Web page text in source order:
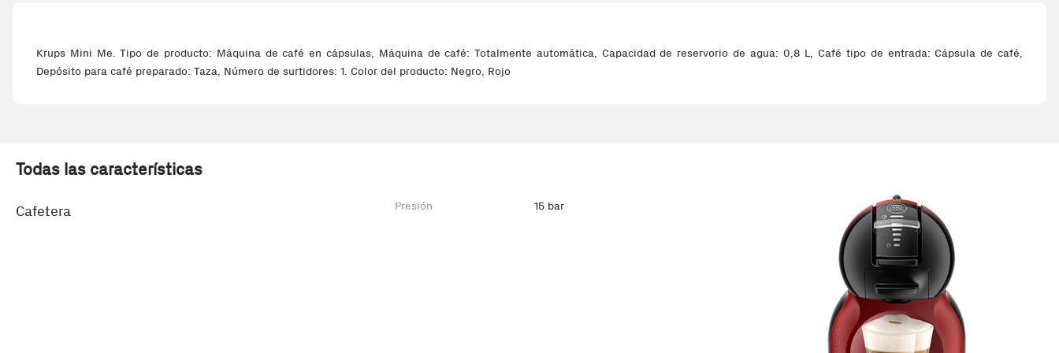
Krups Mini Me. Tipo de producto: Máquina de café en cápsulas, Máquina de café: Totalmente automática, Capacidad de reservorio de agua: 0,8 L, Café tipo de entrada: Cápsula de café,
Depósito para café preparado: Taza, Número de surtidores: 1. Color del producto: Negro, Rojo
Todas las características
Cafetera Presión 15 bar